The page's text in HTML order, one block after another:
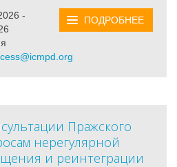
ПОДРОБНЕЕ
-
Пражского
нерегулярной
и реинтеграции